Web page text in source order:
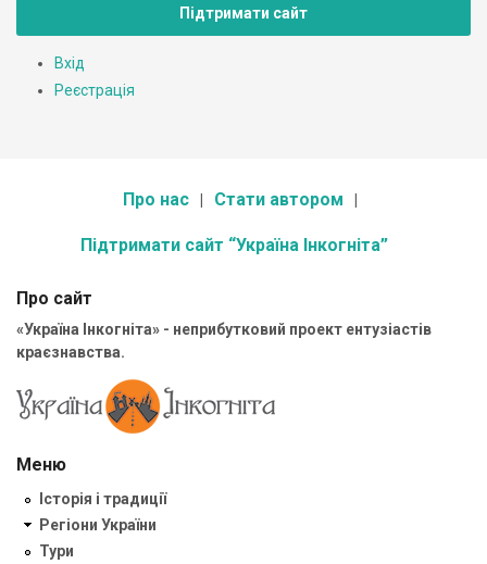
Підтримати сайт
Вхід
Реєстрація
Про нас Стати автором
Підтримати сайт “Україна Інкогніта”
Про сайт
«Україна Інкогніта» - неприбутковий проект ентузіастів
краєзнавства.
Меню
Історія і традиції
Регіони України
Тури